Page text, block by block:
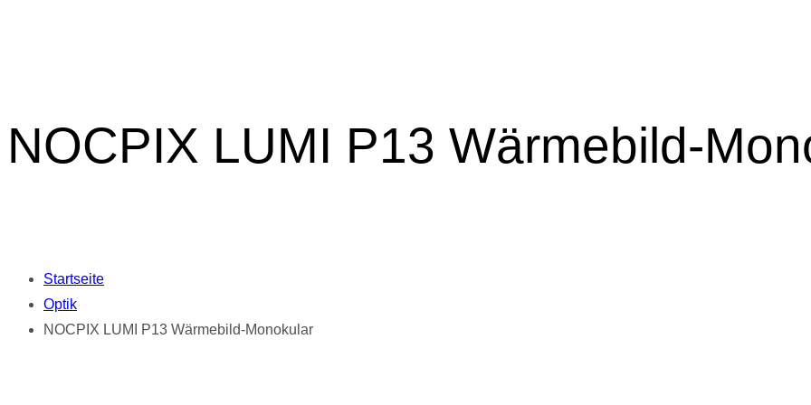
NOCPIX LUMI P13 Wärmebild-
Startseite
Optik
NOCPIX LUMI P13 Wärmebild-Monokular